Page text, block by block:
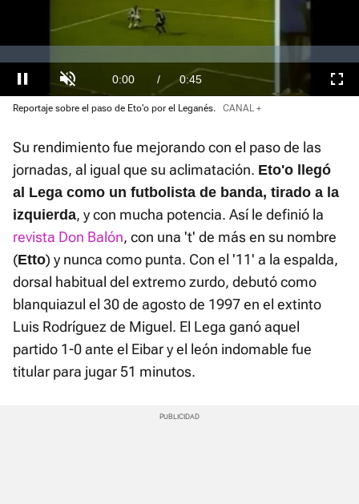
Player
loading.
Pausa Unmute Current
Time
0:00 / Duration
0:45
:
Reportaje sobre el paso de Eto'o por el Leganés. CANAL +
Su rendimiento fue mejorando con el paso de las
jornadas, al igual que su aclimatación. Eto'o llegó
al Lega como un futbolista de banda, tirado a la
izquierda, y con mucha potencia. Así le definió la
revista Don Balón, con una 't' de más en su nombre
(Etto) y nunca como punta. Con el '11' a la espalda,
dorsal habitual del extremo zurdo, debutó como
blanquiazul el 30 de agosto de 1997 en el extinto
Luis Rodríguez de Miguel. El Lega ganó aquel
partido 1-0 ante el Eibar y el león indomable fue
titular para jugar 51 minutos.